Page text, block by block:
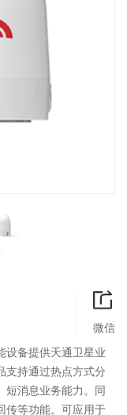
微信
设备提供天通卫星业
支持通过热点方式分
短消息业务能力。同
传等功能。可应用于